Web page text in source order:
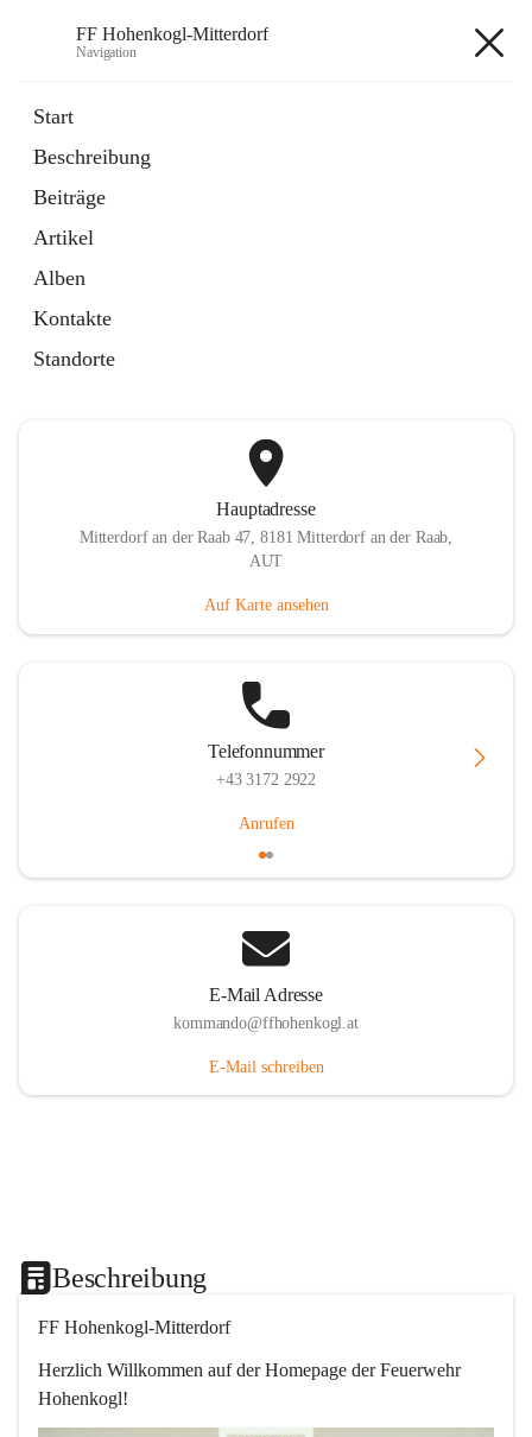
FF Hohenkogl-Mitterdorf
Navigation
Start
Beschreibung
Beiträge
Artikel
Alben
Kontakte
Standorte
Artikel
in
Tab
LLZ Einsatzübersicht
öffnet
in
neuem
Tab
Hauptadresse
Mitterdorf an der Raab 47, 8181 Mitterdorf an der Raab,
AUT
Auf Karte ansehen
Telefonnummer
+43 3172 2922
Anrufen
E-Mail Adresse
kommando@ffhohenkogl.at
E-Mail schreiben
Beschreibung
FF Hohenkogl-Mitterdorf
Herzlich Willkommen auf der Homepage der Feuerwehr
Hohenkogl!